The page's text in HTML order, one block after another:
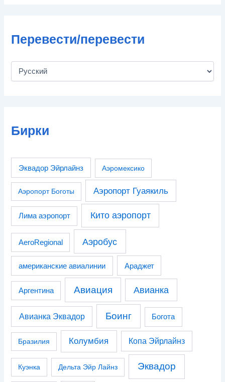
Перевести/перевести
Бирки
Эквадор Эйрлайнз Аэромексико
Аэропорт Боготы Аэропорт Гуаякиль
Лима аэропорт Кито аэропорт
AeroRegional Аэробус
американские авиалинии Араджет
Аргентина Авиация Авианка
Авианка Эквадор Боинг Богота
Бразилия Колумбия Копа Эйрлайнз
Куэнка Дельта Эйр Лайнз Эквадор